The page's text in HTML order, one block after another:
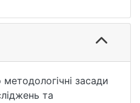
15071834/1003
культур. Фізична
2016. № 2
засади
та